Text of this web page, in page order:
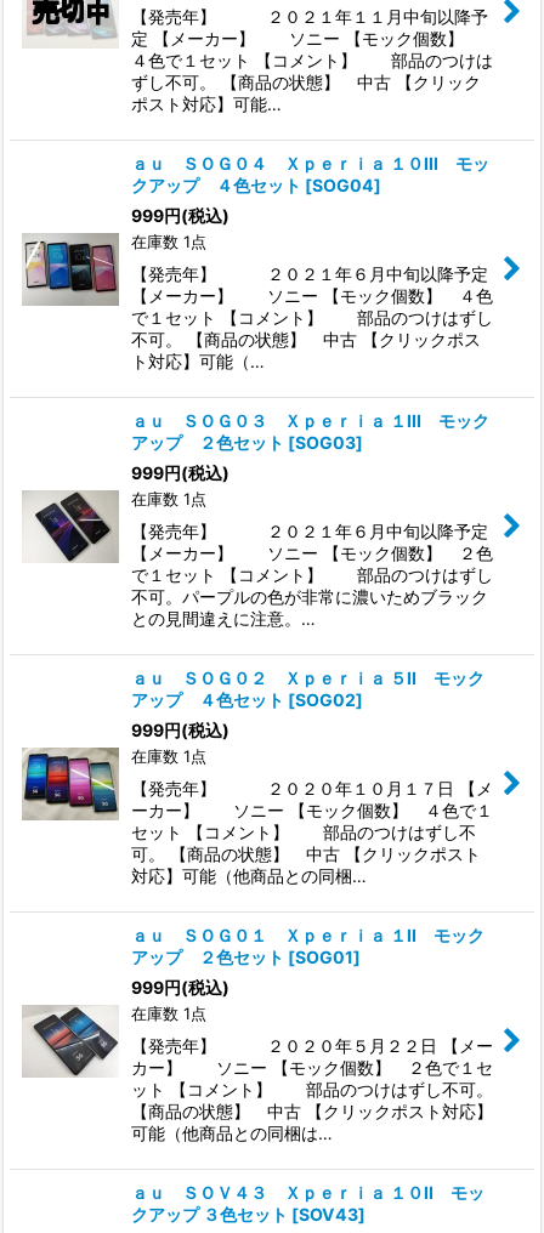
【発売年】 ２０２１年１１月中旬以降予
定 【メーカー】 ソニー 【モック個数】
４色で１セット 【コメント】 部品のつけは
ずし不可。 【商品の状態】 中古 【クリック
ポスト対応】可能…
ａｕ ＳＯＧ０４ Ｘｐｅｒｉａ １０III モッ
クアップ ４色セット [SOG04]
999円(税込)
在庫数 1点
【発売年】 ２０２１年６月中旬以降予定
【メーカー】 ソニー 【モック個数】 ４色
で１セット 【コメント】 部品のつけはずし
不可。 【商品の状態】 中古 【クリックポス
ト対応】可能（…
ａｕ ＳＯＧ０３ Ｘｐｅｒｉａ １III モック
アップ ２色セット [SOG03]
999円(税込)
在庫数 1点
【発売年】 ２０２１年６月中旬以降予定
【メーカー】 ソニー 【モック個数】 ２色
で１セット 【コメント】 部品のつけはずし
不可。パープルの色が非常に濃いためブラック
との見間違えに注意。…
ａｕ ＳＯＧ０２ Ｘｐｅｒｉａ ５II モック
アップ ４色セット [SOG02]
999円(税込)
在庫数 1点
【発売年】 ２０２０年１０月１７日 【メ
ーカー】 ソニー 【モック個数】 ４色で１
セット 【コメント】 部品のつけはずし不
可。 【商品の状態】 中古 【クリックポスト
対応】可能（他商品との同梱…
ａｕ ＳＯＧ０１ Ｘｐｅｒｉａ １II モック
アップ ２色セット [SOG01]
999円(税込)
在庫数 1点
【発売年】 ２０２０年５月２２日 【メー
カー】 ソニー 【モック個数】 ２色で１セ
ット 【コメント】 部品のつけはずし不可。
【商品の状態】 中古 【クリックポスト対応】
可能（他商品との同梱は…
ａｕ ＳＯＶ４３ Ｘｐｅｒｉａ １０II モッ
クアップ ３色セット [SOV43]